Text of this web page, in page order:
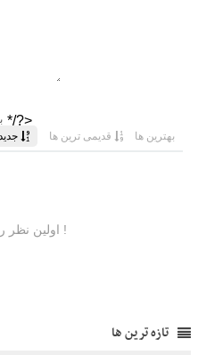
تازه ترین ها